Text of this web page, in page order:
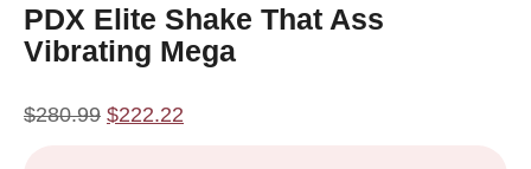
PDX Elite Shake That Ass
Vibrating Mega
$280.99 $222.22